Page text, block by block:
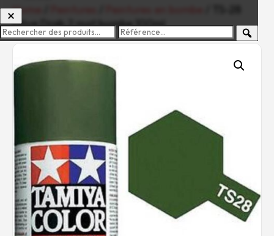
Rechercher des produits...
Mon panier0
0,00€
Connexion / Inscription
Véhicules
Avions
Bateaux
Trains
Home
Olive Drab 2 mat bombe 100ml